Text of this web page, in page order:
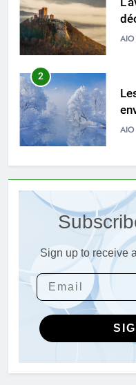
AIO
2
AIO
3
AIO
4
la
AIO
Sign up to receive